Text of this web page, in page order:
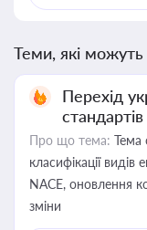
Теми, які можуть
Перехід
Про що тема: Тема
класифікації видів
NACE, оновлення
зміни